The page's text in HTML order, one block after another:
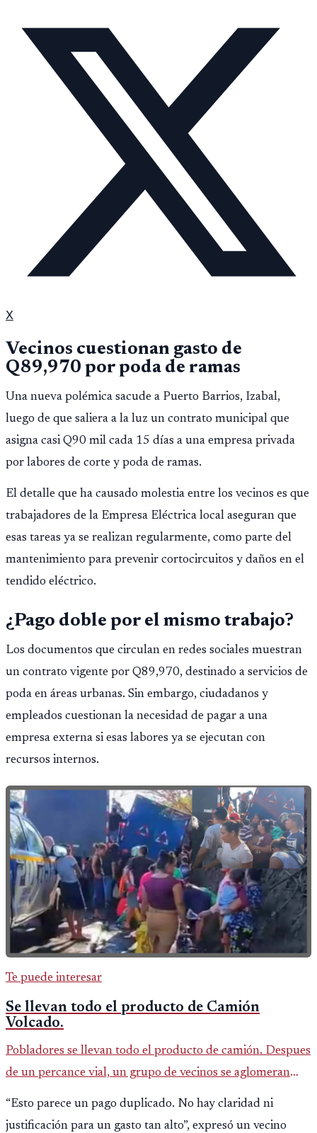
X
Vecinos cuestionan gasto de
Q89,970 por poda de ramas
Una nueva polémica sacude a Puerto Barrios, Izabal,
luego de que saliera a la luz un contrato municipal que
asigna casi Q90 mil cada 15 días a una empresa privada
por labores de corte y poda de ramas.
El detalle que ha causado molestia entre los vecinos es que
trabajadores de la Empresa Eléctrica local aseguran que
esas tareas ya se realizan regularmente, como parte del
mantenimiento para prevenir cortocircuitos y daños en el
tendido eléctrico.
¿Pago doble por el mismo trabajo?
Los documentos que circulan en redes sociales muestran
un contrato vigente por Q89,970, destinado a servicios de
poda en áreas urbanas. Sin embargo, ciudadanos y
empleados cuestionan la necesidad de pagar a una
empresa externa si esas labores ya se ejecutan con
recursos internos.
Te puede interesar
Se llevan todo el producto de Camión
Volcado.
Pobladores se llevan todo el producto de camión. Despues
de un percance vial, un grupo de vecinos se aglomeran
para llevarse todo el producto de un camión repartidor
que volcó. Un
“Esto parece un pago duplicado. No hay claridad ni
justificación para un gasto tan alto”, expresó un vecino